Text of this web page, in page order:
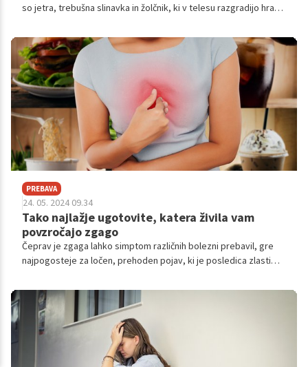
so jetra, trebušna slinavka in žolčnik, ki v telesu razgradijo hrano
živil škoduje prebavnemu sistemu.
PREBAVA
24. 05. 2024 09.34
Tako najlažje ugotovite, katera živila vam
povzročajo zgago
Čeprav je zgaga lahko simptom različnih bolezni prebavil, gre
najpogosteje za ločen, prehoden pojav, ki je posledica zlasti
se z nekaj prilagoditvami vsakdanjega življenja na srečo da
popraviti. Toda seznam živil, ki so kriva za pojav zgage, se lahko
od posameznika do posameznika razlikuje. Kako torej sploh
ugotoviti, katera živila vam povzročajo zgago?